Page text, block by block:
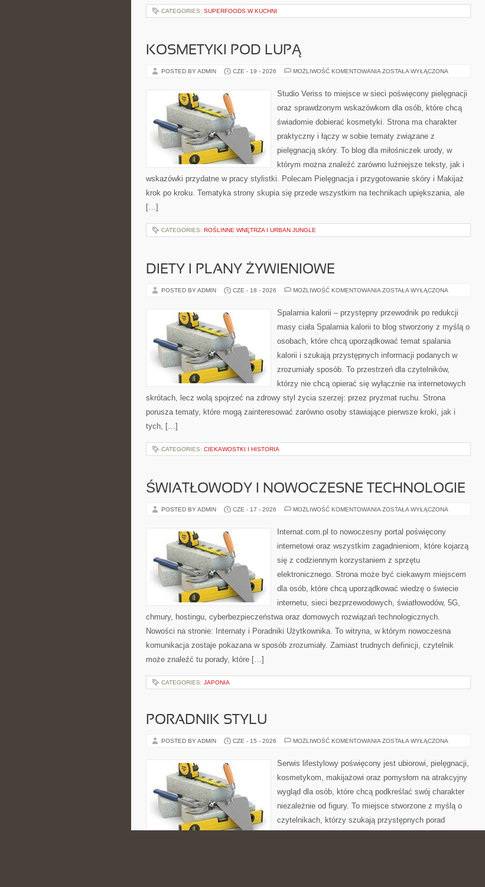
CATEGORIES: SUPERFOODS W KUCHNI
KOSMETYKI POD LUPĄ
POSTED BY ADMIN CZE - 19 - 2026 MOŻLIWOŚĆ KOMENTOWANIA KOSMETYKI
ZOSTAŁA WYŁĄCZONA
Studio Veriss to miejsce w sieci poświęcony pielęgnacji
oraz sprawdzonym wskazówkom dla osób, które chcą
świadomie dobierać kosmetyki. Strona ma charakter
praktyczny i łączy w sobie tematy związane z
pielęgnacją skóry. To blog dla miłośniczek urody, w
którym można znaleźć zarówno luźniejsze teksty, jak i
wskazówki przydatne w pracy stylistki. Polecam Pielęgnacja i przygotowanie skóry i Makijaż
krok po kroku. Tematyka strony skupia się przede wszystkim na technikach upiększania, ale
[…]
CATEGORIES: ROŚLINNE WNĘTRZA I URBAN JUNGLE
DIETY I PLANY ŻYWIENIOWE
POSTED BY ADMIN CZE - 18 - 2026 MOŻLIWOŚĆ KOMENTOWANIA DIETY
ŻYWIENIOWE
ZOSTAŁA WYŁĄCZONA
Spalarnia kalorii – przystępny przewodnik po redukcji
masy ciała Spalarnia kalorii to blog stworzony z myślą o
osobach, które chcą uporządkować temat spalania
kalorii i szukają przystępnych informacji podanych w
zrozumiały sposób. To przestrzeń dla czytelników,
którzy nie chcą opierać się wyłącznie na internetowych
skrótach, lecz wolą spojrzeć na zdrowy styl życia szerzej: przez pryzmat ruchu. Strona
porusza tematy, które mogą zainteresować zarówno osoby stawiające pierwsze kroki, jak i
tych, […]
CATEGORIES: CIEKAWOSTKI I HISTORIA
ŚWIATŁOWODY I NOWOCZESNE TECHNOLOGIE
POSTED BY ADMIN CZE - 17 - 2026 MOŻLIWOŚĆ KOMENTOWANIA ŚWIATŁOWODY
TECHNOLOGIE
ZOSTAŁA WYŁĄCZONA
Internat.com.pl to nowoczesny portal poświęcony
internetowi oraz wszystkim zagadnieniom, które kojarzą
się z codziennym korzystaniem z sprzętu
elektronicznego. Strona może być ciekawym miejscem
dla osób, które chcą uporządkować wiedzę o świecie
internetu, sieci bezprzewodowych, światłowodów, 5G,
chmury, hostingu, cyberbezpieczeństwa oraz domowych rozwiązań technologicznych.
Nowości na stronie: Internaty i Poradniki Użytkownika. To witryna, w którym nowoczesna
komunikacja zostaje pokazana w sposób zrozumiały. Zamiast trudnych definicji, czytelnik
może znaleźć tu porady, które […]
CATEGORIES: JAPONIA
PORADNIK STYLU
POSTED BY ADMIN CZE - 15 - 2026 MOŻLIWOŚĆ KOMENTOWANIA PORADNIK
ZOSTAŁA WYŁĄCZONA
Serwis lifestylowy poświęcony jest ubiorowi, pielęgnacji,
kosmetykom, makijażowi oraz pomysłom na atrakcyjny
wygląd dla osób, które chcą podkreślać swój charakter
niezależnie od figury. To miejsce stworzone z myślą o
czytelnikach, którzy szukają przystępnych porad